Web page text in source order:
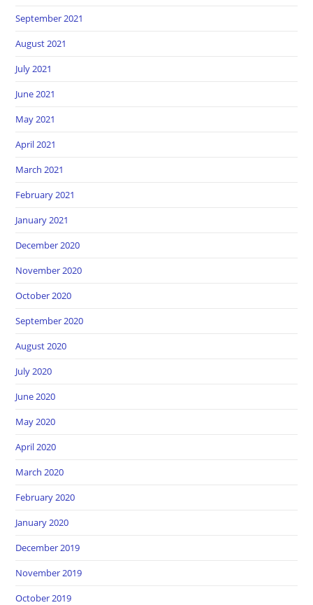
September 2021
August 2021
July 2021
June 2021
May 2021
April 2021
March 2021
February 2021
January 2021
December 2020
November 2020
October 2020
September 2020
August 2020
July 2020
June 2020
May 2020
April 2020
March 2020
February 2020
January 2020
December 2019
November 2019
October 2019